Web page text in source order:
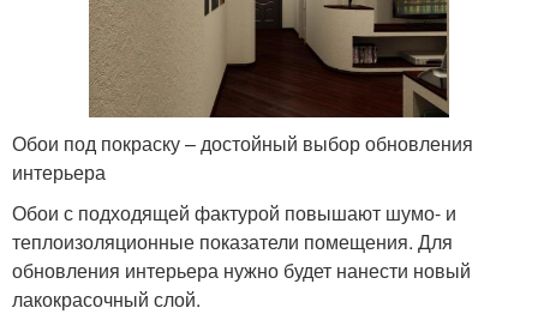
Обои под покраску – достойный выбор обновления
интерьера
Обои с подходящей фактурой повышают шумо- и
теплоизоляционные показатели помещения. Для
обновления интерьера нужно будет нанести новый
лакокрасочный слой.